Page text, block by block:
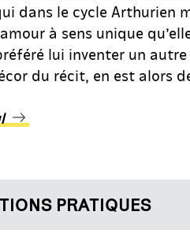
dans le cycle Arthurien
à sens unique
lui inventer un
du récit, en est alors
PRATIQUES